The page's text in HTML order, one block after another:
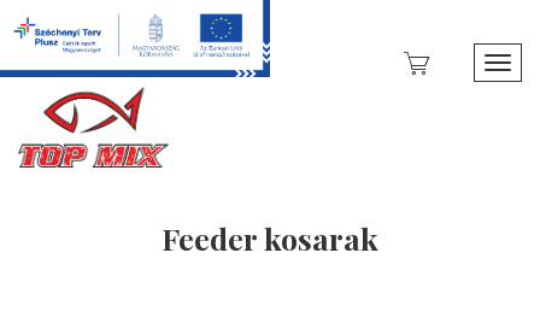
Feeder kosarak